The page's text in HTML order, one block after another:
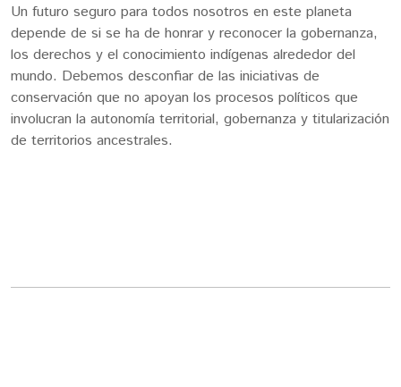
Un futuro seguro para todos nosotros en este planeta
depende de si se ha de honrar y reconocer la gobernanza,
los derechos y el conocimiento indígenas alrededor del
mundo. Debemos desconfiar de las iniciativas de
conservación que no apoyan los procesos políticos que
involucran la autonomía territorial, gobernanza y titularización
de territorios ancestrales.